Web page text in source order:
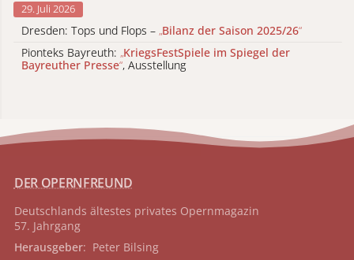
29. Juli 2026
Dresden: Tops und Flops – „Bilanz der Saison 2025/26“
Pionteks Bayreuth: „KriegsFestSpiele im Spiegel der
Bayreuther Presse“, Ausstellung
DER OPERNFREUND
Deutschlands ältestes privates Opernmagazin
57. Jahrgang
Herausgeber: Peter Bilsing